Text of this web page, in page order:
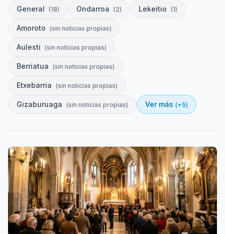
General (18) Ondarroa (2) Lekeitio (1)
Amoroto (sin noticias propias)
Aulesti (sin noticias propias)
Berriatua (sin noticias propias)
Etxebarria (sin noticias propias)
Gizaburuaga (sin noticias propias) Ver más (+5)